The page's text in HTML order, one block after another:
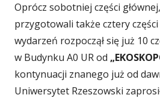
Oprócz sobotniej części
przygotowali także cztery
wydarzeń rozpoczął się już 10
w Budynku A0 UR od
kontynuacji znanego już od
Uniwersytet Rzeszowski